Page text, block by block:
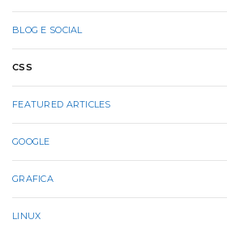
BLOG E SOCIAL
CSS
FEATURED ARTICLES
GOOGLE
GRAFICA
LINUX